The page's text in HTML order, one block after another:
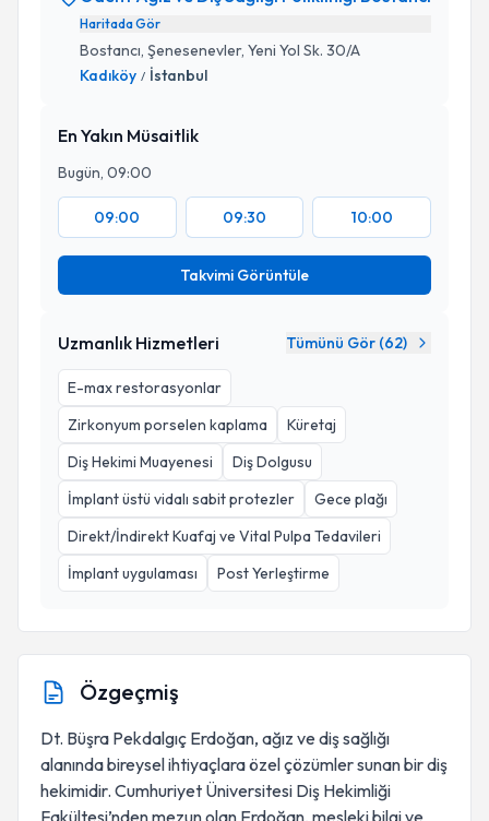
Haritada Gör
Bostancı, Şenesenevler, Yeni Yol Sk. 30/A
Kadıköy / İstanbul
En Yakın Müsaitlik
Bugün, 09:00
09:00 09:30 10:00
Takvimi Görüntüle
Uzmanlık Hizmetleri Tümünü Gör (62)
E-max restorasyonlar
Zirkonyum porselen kaplama
Küretaj
Diş Hekimi Muayenesi
Diş Dolgusu
İmplant üstü vidalı sabit protezler
Gece plağı
Direkt/İndirekt Kuafaj ve Vital Pulpa Tedavileri
İmplant uygulaması
Post Yerleştirme
Özgeçmiş
Dt. Büşra Pekdalgıç Erdoğan, ağız ve diş sağlığı
alanında bireysel ihtiyaçlara özel çözümler sunan bir diş
hekimidir. Cumhuriyet Üniversitesi Diş Hekimliği
Fakültesi’nden mezun olan Erdoğan, mesleki bilgi ve